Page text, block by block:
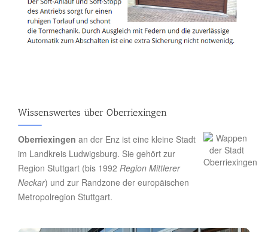
Wissenswertes über Oberriexingen
Oberriexingen an der Enz ist eine kleine Stadt
im Landkreis Ludwigsburg. Sie gehört zur
Region Stuttgart (bis 1992 Region Mittlerer
Neckar) und zur Randzone der europäischen
Metropolregion Stuttgart.